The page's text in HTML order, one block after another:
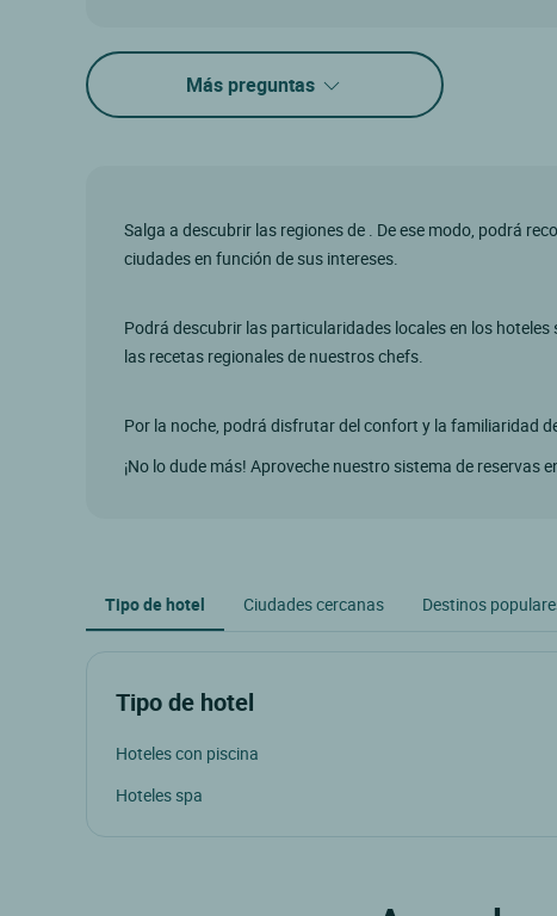
Más preguntas
Salga a descubrir las regiones de . De ese modo, podrá
ciudades en función de sus intereses.
Podrá descubrir las particularidades locales en los
las recetas regionales de nuestros chefs.
Por la noche, podrá disfrutar del confort y la familiaridad
¡No lo dude más! Aproveche nuestro sistema de
Tipo de hotel Ciudades cercanas Destinos
Tipo de hotel
Hoteles con piscina
Hoteles spa